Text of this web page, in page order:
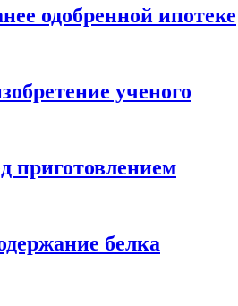
одобренной ипотеке
ученого
приготовлением
белка